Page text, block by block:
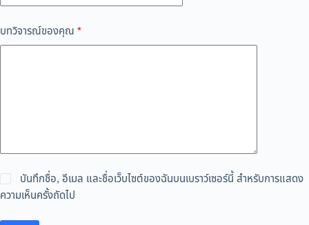
บทวิจารณ์ของคุณ *
บันทึกชื่อ, อีเมล และชื่อเว็บไซต์ของฉันบนเบราว์เซอร์นี้ สำหรับการแสดง
ความเห็นครั้งถัดไป